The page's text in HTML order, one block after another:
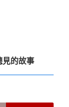
的故事